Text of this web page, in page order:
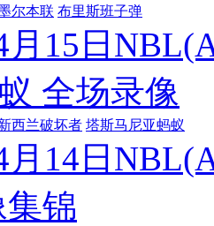
尔本联 布里斯班子弹
月15日
全场录像
西兰破坏者 塔斯马尼亚蚂蚁
月14日
锦